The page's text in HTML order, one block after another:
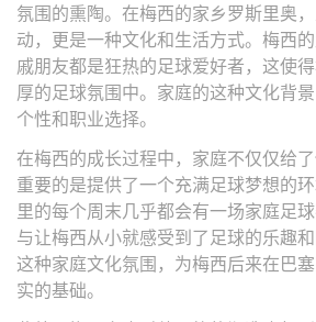
氛围的熏陶。在梅西的家乡罗斯里奥
动，更是一种文化和生活方式。梅西
戚朋友都是狂热的足球爱好者，这使
厚的足球氛围中。家庭的这种文化背
个性和职业选择。
在梅西的成长过程中，家庭不仅仅给
重要的是提供了一个充满足球梦想的
里的每个周末几乎都会有一场家庭足
与让梅西从小就感受到了足球的乐趣和
这种家庭文化氛围，为梅西后来在巴
实的基础。